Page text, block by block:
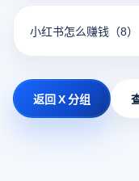
小红书怎么赚钱 （8）
返回 X 分组